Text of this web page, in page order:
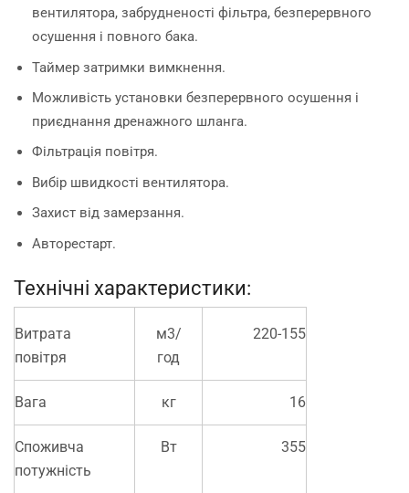
вентилятора, забрудненості фільтра, безперервного
осушення і повного бака.
Таймер затримки вимкнення.
Можливість установки безперервного осушення і
приєднання дренажного шланга.
Фільтрація повітря.
Вибір швидкості вентилятора.
Захист від замерзання.
Авторестарт.
Технічні характеристики:
Витрата
повітря
м3/
год
220-155
Вага кг 16
Споживча
потужність
Вт 355